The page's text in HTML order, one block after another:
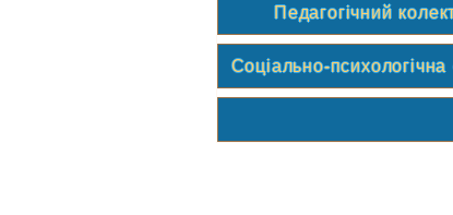
Педагогічний
Соціально-